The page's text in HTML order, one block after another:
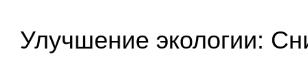
Улучшение экологии: